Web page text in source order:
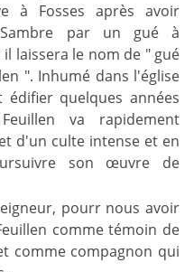
à Fosses après avoir
par un gué à
laissera le nom de " gué
". Inhumé dans l'église
quelques années
va rapidement
d'un culte intense et en
son œuvre de
pourr nous avoir
comme témoin de
comme compagnon qui